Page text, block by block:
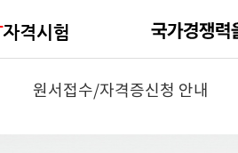
원서접수/자격증신청 안내